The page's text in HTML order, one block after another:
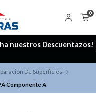
0
nuestros Descuentazos!
De Superficies
Componente A